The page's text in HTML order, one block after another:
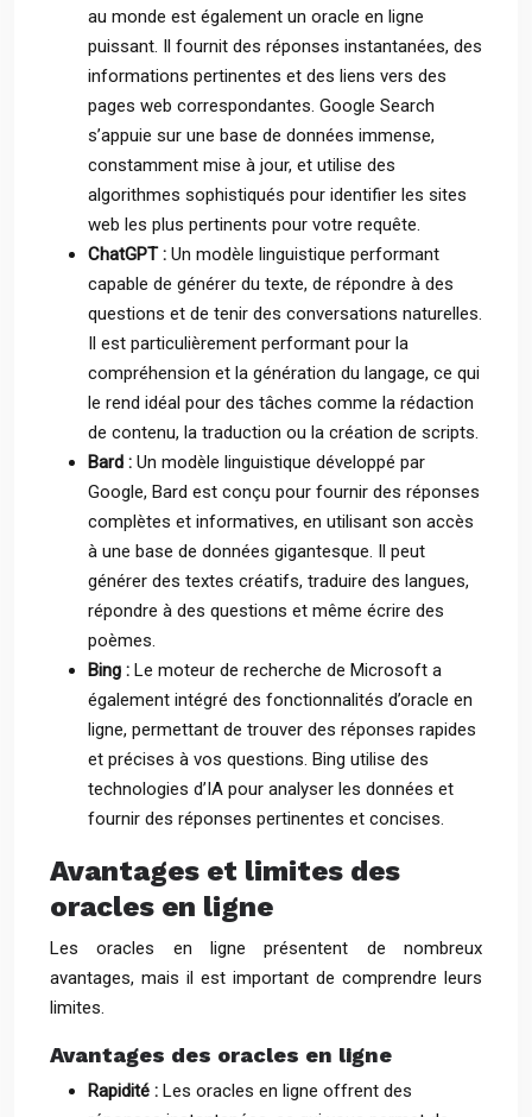
au monde est également un oracle en ligne
puissant. Il fournit des réponses instantanées, des
informations pertinentes et des liens vers des
pages web correspondantes. Google Search
s’appuie sur une base de données immense,
constamment mise à jour, et utilise des
algorithmes sophistiqués pour identifier les sites
web les plus pertinents pour votre requête.
ChatGPT : Un modèle linguistique performant
capable de générer du texte, de répondre à des
questions et de tenir des conversations naturelles.
Il est particulièrement performant pour la
compréhension et la génération du langage, ce qui
le rend idéal pour des tâches comme la rédaction
de contenu, la traduction ou la création de scripts.
Bard : Un modèle linguistique développé par
Google, Bard est conçu pour fournir des réponses
complètes et informatives, en utilisant son accès
à une base de données gigantesque. Il peut
générer des textes créatifs, traduire des langues,
répondre à des questions et même écrire des
poèmes.
Bing : Le moteur de recherche de Microsoft a
également intégré des fonctionnalités d’oracle en
ligne, permettant de trouver des réponses rapides
et précises à vos questions. Bing utilise des
technologies d’IA pour analyser les données et
fournir des réponses pertinentes et concises.
Avantages et limites des
oracles en ligne
Les oracles en ligne présentent de nombreux
avantages, mais il est important de comprendre leurs
limites.
Avantages des oracles en ligne
Rapidité : Les oracles en ligne offrent des